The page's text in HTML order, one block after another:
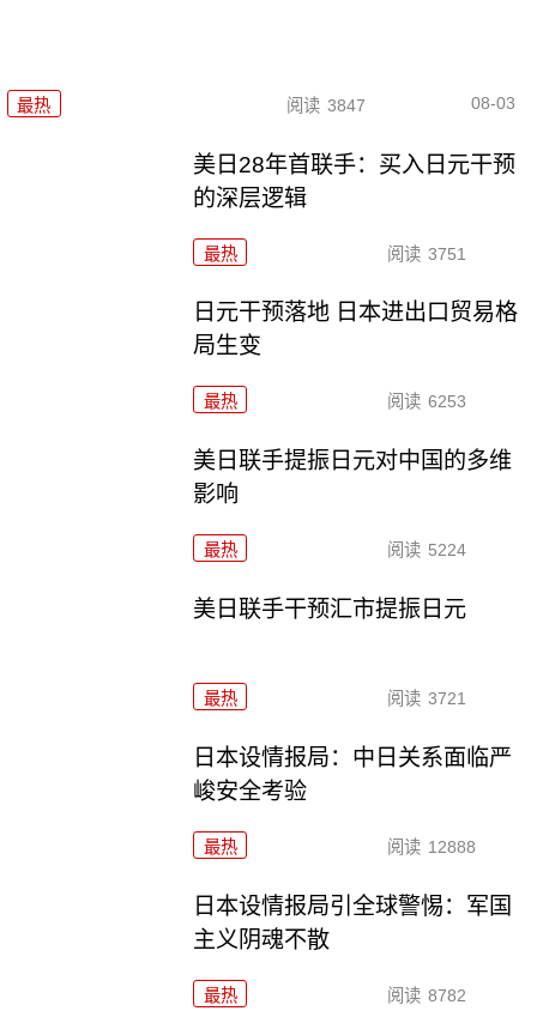
最热 阅读 3847 08-03
美日28年首联手：买入日元干预
的深层逻辑
最热 阅读 3751
日元干预落地 日本进出口贸易格
局生变
最热 阅读 6253
美日联手提振日元对中国的多维
影响
最热 阅读 5224
美日联手干预汇市提振日元
最热 阅读 3721
日本设情报局：中日关系面临严
峻安全考验
最热 阅读 12888
日本设情报局引全球警惕：军国
主义阴魂不散
最热 阅读 8782